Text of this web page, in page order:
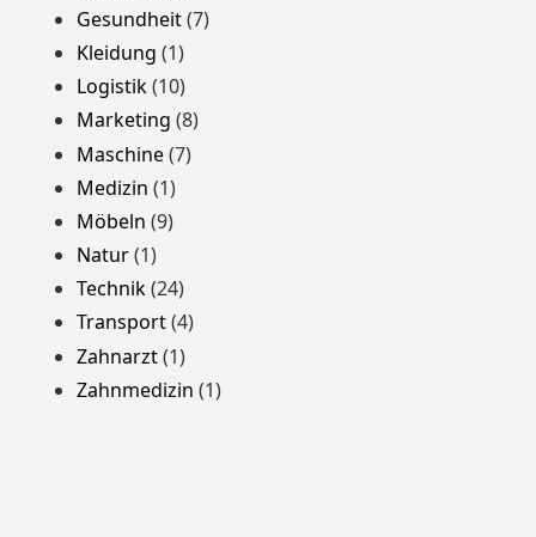
Gesundheit(7)
Kleidung (1)
Logistik(10)
Marketing (8)
Maschine(7)
Medizin (1)
Möbeln (9)
Natur(1)
Technik(24)
Transport(4)
Zahnarzt(1)
Zahnmedizin (1)